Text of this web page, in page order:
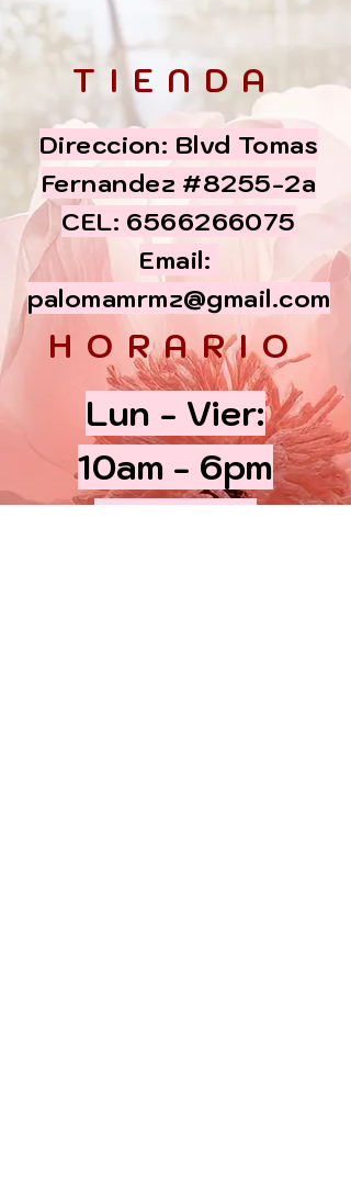
TIENDA
Direccion: Blvd Tomas
Fernandez #8255-2a
CEL: 6566266075
Email:
palomamrmz@gmail.com
HORARIO
Lun - Vier:
10am - 6pm